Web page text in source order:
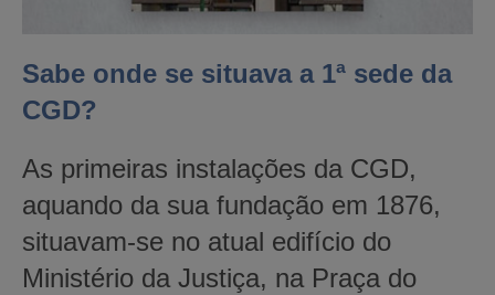
Sabe onde se situava a 1ª sede da
CGD?
As primeiras instalações da CGD,
aquando da sua fundação em 1876,
situavam-se no atual edifício do
Ministério da Justiça, na Praça do